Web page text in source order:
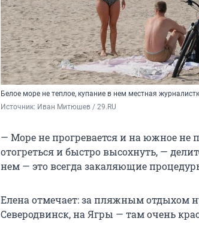
Белое море не теплое, купание в нем местная
Источник: Иван Митюшев / 29.RU
— Море не прогревается и на южное не
отогреться и быстро высохнуть, —
нем — это всегда закаляющие
Елена отмечает: за пляжным отдыхом
Северодвинск, на Ягры — там очень